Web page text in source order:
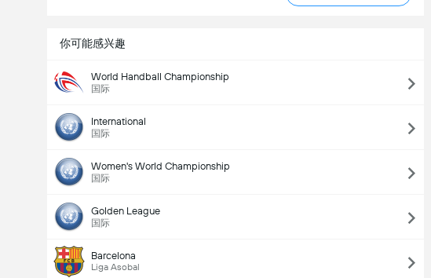
你可能感兴趣
World Handball Championship
国际
International
国际
Women's World Championship
国际
Golden League
国际
Barcelona
Liga Asobal